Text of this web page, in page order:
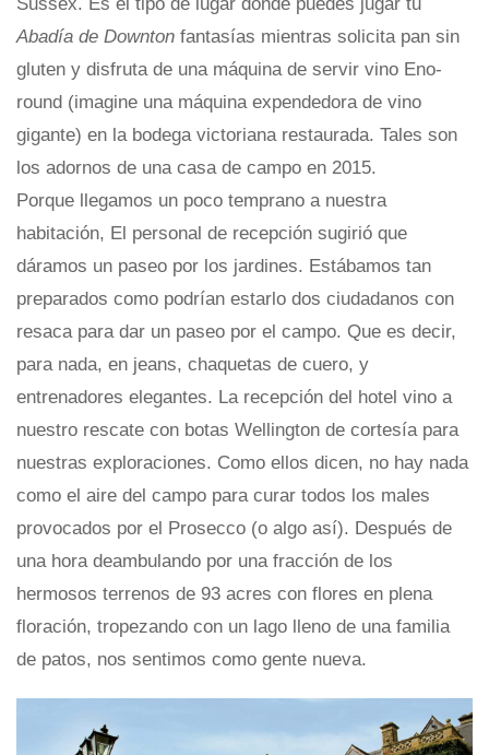
Abadía de Downton fantasías mientras solicita pan sin
gluten y disfruta de una máquina de servir vino Eno-
round (imagine una máquina expendedora de vino
gigante) en la bodega victoriana restaurada. Tales son
los adornos de una casa de campo en 2015.
Porque llegamos un poco temprano a nuestra
habitación, El personal de recepción sugirió que
dáramos un paseo por los jardines. Estábamos tan
preparados como podrían estarlo dos ciudadanos con
resaca para dar un paseo por el campo. Que es decir,
para nada, en jeans, chaquetas de cuero, y
entrenadores elegantes. La recepción del hotel vino a
nuestro rescate con botas Wellington de cortesía para
nuestras exploraciones. Como ellos dicen, no hay nada
como el aire del campo para curar todos los males
provocados por el Prosecco (o algo así). Después de
una hora deambulando por una fracción de los
hermosos terrenos de 93 acres con flores en plena
floración, tropezando con un lago lleno de una familia
de patos, nos sentimos como gente nueva.